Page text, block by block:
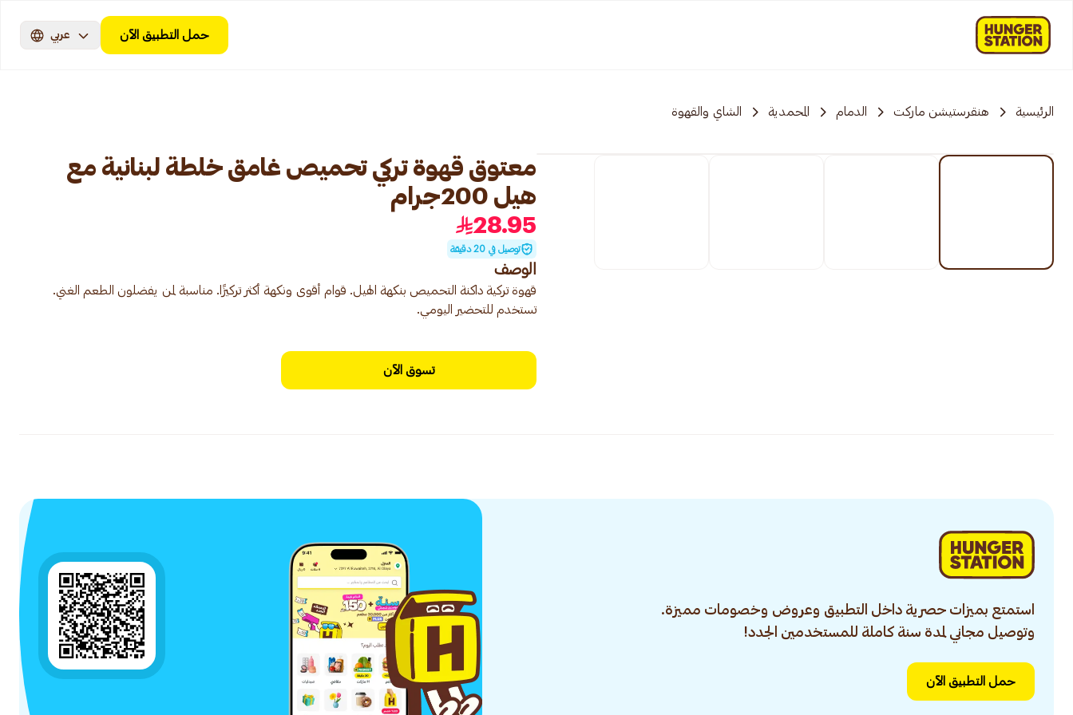
حمل التطبيق الآن عربي
الرئيسية هنقرستيشن ماركت الدمام المحمدية الشاي والقهوة
معتوق قهوة تركي تحميص غامق خلطة لبنانية مع
هيل 200جرام
28.95
توصيل في 20 دقيقة
الوصف
قهوة تركية داكنة التحميص بنكهة الهيل. قوام أقوى ونكهة أكثر تركيزًا. مناسبة لمن يفضلون الطعم الغني.
تستخدم للتحضير اليومي.
تسوق الآن
استمتع بميزات حصرية داخل التطبيق وعروض وخصومات مميزة.
وتوصيل مجاني لمدة سنة كاملة للمستخدمين الجدد!
حمل التطبيق الآن